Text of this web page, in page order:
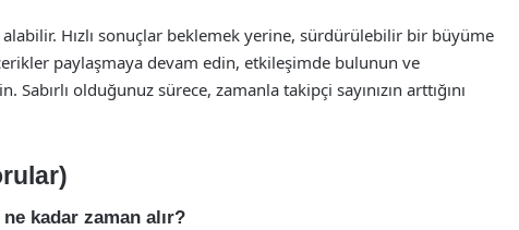
Hızlı sonuçlar beklemek yerine, sürdürülebilir bir büyüme
paylaşmaya devam edin, etkileşimde bulunun ve
olduğunuz sürece, zamanla takipçi sayınızın arttığını
kadar zaman alır?